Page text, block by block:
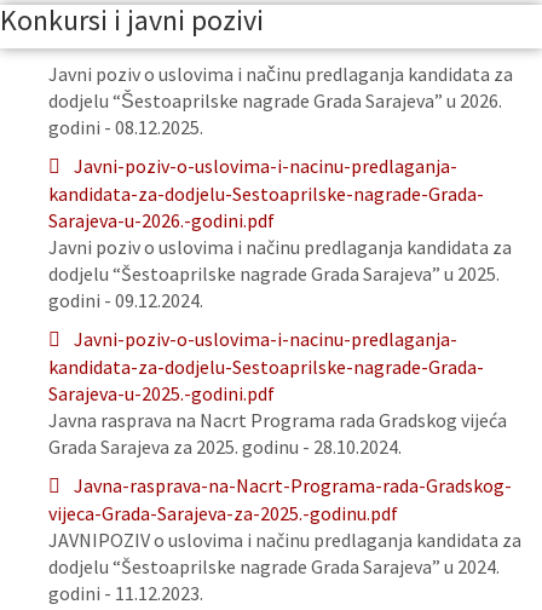
Konkursi i javni pozivi
Javni poziv o uslovima i načinu predlaganja kandidata za
dodjelu “Šestoaprilske nagrade Grada Sarajeva” u 2026.
godini - 08.12.2025.
Javni-poziv-o-uslovima-i-nacinu-predlaganja-
kandidata-za-dodjelu-Sestoaprilske-nagrade-Grada-
Sarajeva-u-2026.-godini.pdf
Javni poziv o uslovima i načinu predlaganja kandidata za
dodjelu “Šestoaprilske nagrade Grada Sarajeva” u 2025.
godini - 09.12.2024.
Javni-poziv-o-uslovima-i-nacinu-predlaganja-
kandidata-za-dodjelu-Sestoaprilske-nagrade-Grada-
Sarajeva-u-2025.-godini.pdf
Javna rasprava na Nacrt Programa rada Gradskog vijeća
Grada Sarajeva za 2025. godinu - 28.10.2024.
Javna-rasprava-na-Nacrt-Programa-rada-Gradskog-
vijeca-Grada-Sarajeva-za-2025.-godinu.pdf
JAVNIPOZIV o uslovima i načinu predlaganja kandidata za
dodjelu “Šestoaprilske nagrade Grada Sarajeva” u 2024.
godini - 11.12.2023.